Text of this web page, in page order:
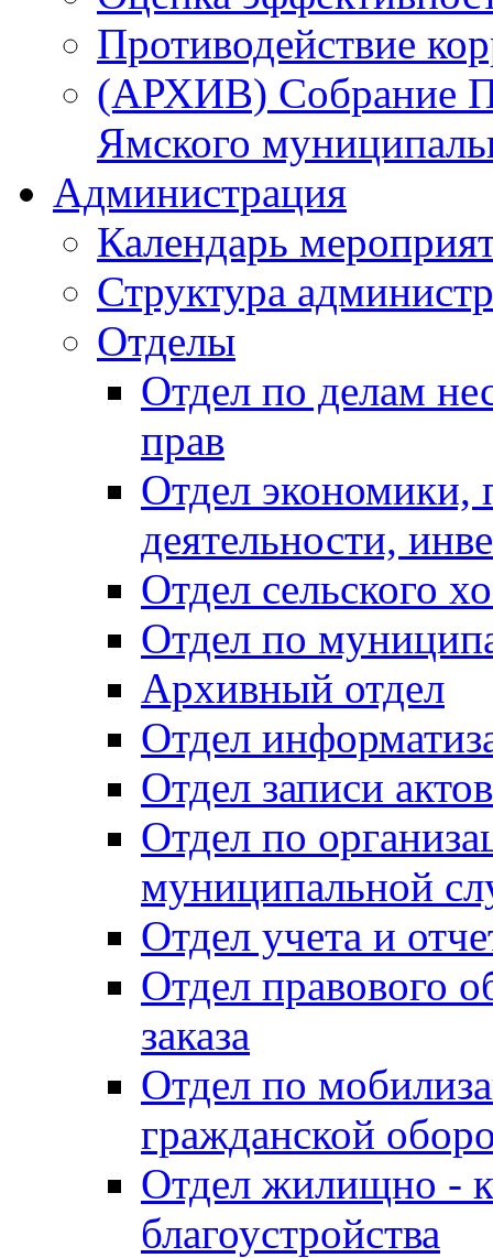
Противодействие
(АРХИВ) Собрание
Ямского
Администрация
Календарь
Структура
Отделы
Отдел по делам
прав
Отдел экономики,
деятельности,
Отдел сельского
Отдел по
Архивный отдел
Отдел
Отдел записи
Отдел по
муниципальной
Отдел учета и
Отдел правового
заказа
Отдел по
гражданской
Отдел жилищно -
благоустройства